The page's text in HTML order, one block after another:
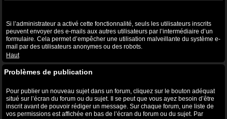
Si l’administrateur a activé cette fonctionnalité, seuls les utilisateurs inscrits
peuvent envoyer des e-mails aux autres utilisateurs par l’intermédiaire d’un
formulaire. Cela permet d’empêcher une utilisation malveillante du système e-
mail par des utilisateurs anonymes ou des robots.
Haut
Problèmes de publication
Pour publier un nouveau sujet dans un forum, cliquez sur le bouton adéquat
situé sur l’écran du forum ou du sujet. Il se peut que vous ayez besoin d’être
inscrit avant de pouvoir rédiger un message. Sur chaque forum, une liste de
vos permissions est affichée en bas de l’écran du forum ou du sujet. Par